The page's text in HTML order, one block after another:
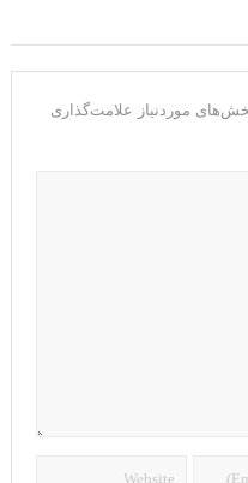
موردنیاز علامت‌گذاری